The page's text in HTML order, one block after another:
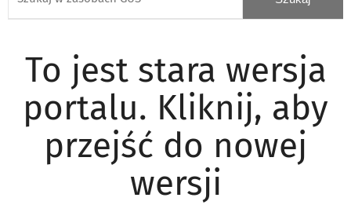
To jest stara wersja
portalu. Kliknij, aby
przejść do nowej
wersji